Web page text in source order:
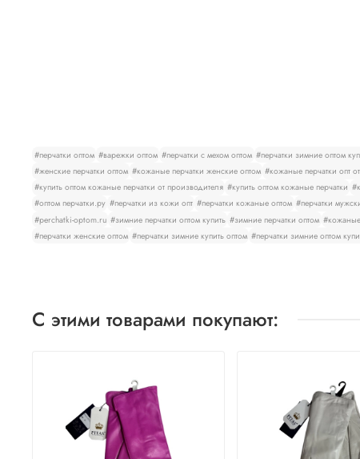
#перчатки оптом #варежки оптом #перчатки с мехом оптом #перчатки зимние оптом
#женские перчатки оптом #кожаные перчатки женские оптом #кожаные перчатки опт
#купить оптом кожаные перчатки от производителя #купить оптом кожаные перчатки
#оптом перчатки.ру #перчатки из кожи опт #перчатки кожаные оптом #перчатки
#perchatki-optom.ru #зимние перчатки оптом купить #зимние перчатки оптом #кожаные
#перчатки женские оптом #перчатки зимние купить оптом #перчатки зимние оптом
С этими товарами покупают: